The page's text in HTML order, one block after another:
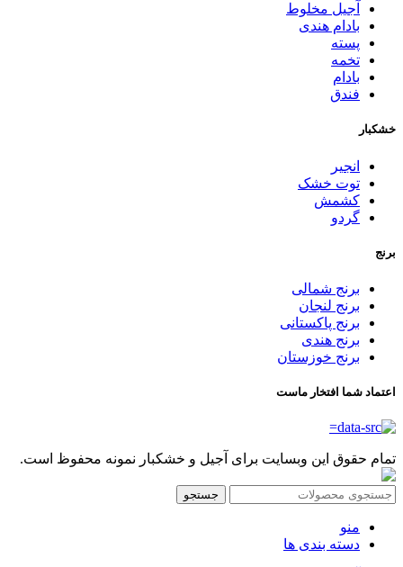
آجیل مخلوط
بادام هندی
پسته
تخمه
بادام
فندق
خشکبار
انجیر
توت خشک
کشمش
گردو
برنج
برنج شمالی
برنج لنجان
برنج پاکستانی
برنج هندی
برنج خوزستان
اعتماد شما افتخار ماست
تمام حقوق این وبسایت برای آجیل و خشکبار نمونه محفوظ است.
جستجو
منو
دسته بندی ها